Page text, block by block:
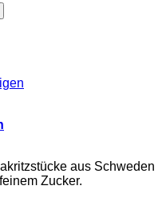
aus Schweden
Zucker.